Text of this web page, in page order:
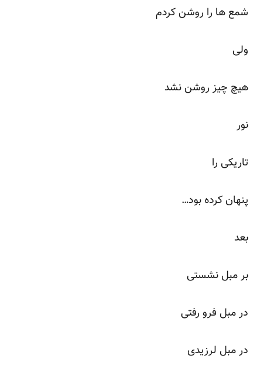
شمع ها را روشن کردم
ولی
هیچ چیز روشن نشد
نور
تاریکی را
پنهان کرده بود…
بعد
بر مبل نشستی
در مبل فرو رفتی
در مبل لرزیدی